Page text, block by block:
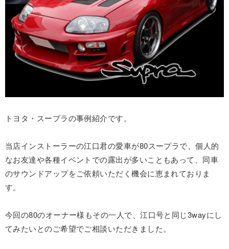
トヨタ・スープラの事例紹介です。
当店インストーラーの江口君の愛車が80スープラで、個人的
なお友達や各種イベントでの露出が多いこともあって、同車
のサウンドアップをご依頼いただく機会に恵まれておりま
す。
今回の80のオーナー様もその一人で、江口号と同じ3wayにし
てみたいとのご希望でご相談いただきました。